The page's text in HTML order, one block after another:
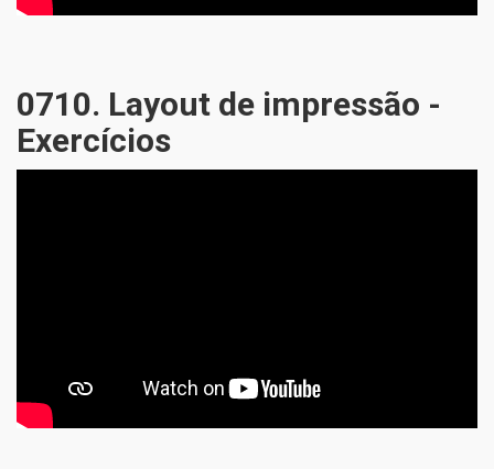
0710. Layout de impressão -
Exercícios